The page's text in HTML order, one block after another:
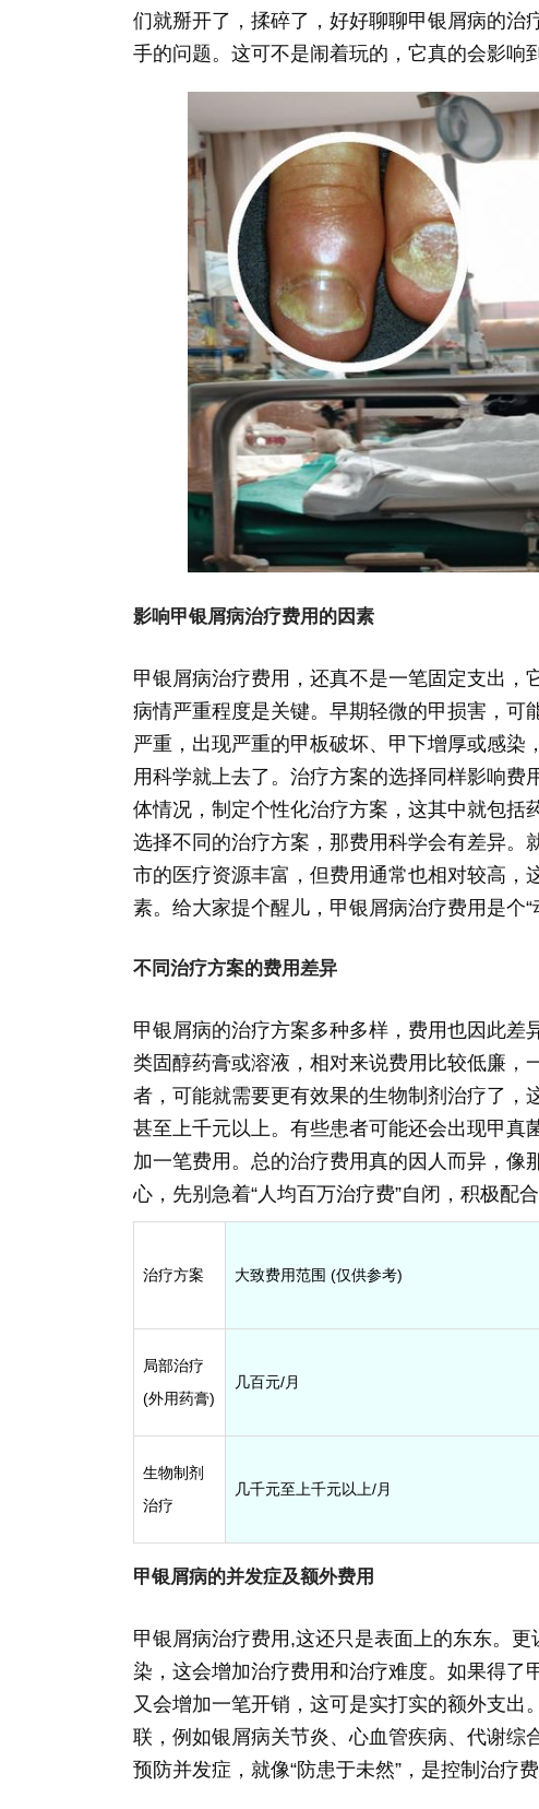
们就掰开了，揉碎了，好好聊聊甲银屑病的治
手的问题。这可不是闹着玩的，它真的会影响
影响甲银屑病治疗费用的因素
甲银屑病治疗费用，还真不是一笔固定支出，
病情严重程度是关键。早期轻微的甲损害，可
严重，出现严重的甲板破坏、甲下增厚或感
用科学就上去了。治疗方案的选择同样影响费
体情况，制定个性化治疗方案，这其中就包括
选择不同的治疗方案，那费用科学会有差异。
市的医疗资源丰富，但费用通常也相对较高，
素。给大家提个醒儿，甲银屑病治疗费用是个“
不同治疗方案的费用差异
甲银屑病的治疗方案多种多样，费用也因此
类固醇药膏或溶液，相对来说费用比较低廉，
者，可能就需要更有效果的生物制剂治疗了，
甚至上千元以上。有些患者可能还会出现甲真
加一笔费用。总的治疗费用真的因人而异，像
心，先别急着“人均百万治疗费”自闭，积极配
治疗方案 大致费用范围 (仅供参考)
局部治疗
(外用药膏)
几百元/月
生物制剂
治疗
几千元至上千元以上/月
甲银屑病的并发症及额外费用
甲银屑病治疗费用,这还只是表面上的东东。
染，这会增加治疗费用和治疗难度。如果得了
又会增加一笔开销，这可是实打实的额外支
联，例如银屑病关节炎、心血管疾病、代谢综
预防并发症，就像“防患于未然”，是控制治疗